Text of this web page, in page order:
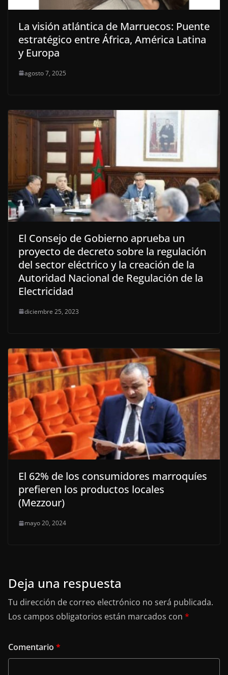
La visión atlántica de Marruecos: Puente
estratégico entre África, América Latina
y Europa
agosto 7, 2025
El Consejo de Gobierno aprueba un
proyecto de decreto sobre la regulación
del sector eléctrico y la creación de la
Autoridad Nacional de Regulación de la
Electricidad
diciembre 25, 2023
El 62% de los consumidores marroquíes
prefieren los productos locales
(Mezzour)
mayo 20, 2024
Deja una respuesta
Tu dirección de correo electrónico no será publicada.
Los campos obligatorios están marcados con *
Comentario *